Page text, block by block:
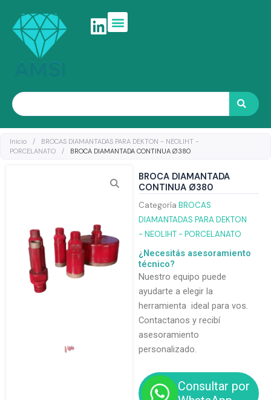
contenido
Search
Inicio /
BROCAS DIAMANTADAS PARA DEKTON - NEOLIHT -
PORCELANATO
/ BROCA DIAMANTADA CONTINUA Ø380
BROCA DIAMANTADA
CONTINUA Ø380
Categoría BROCAS
DIAMANTADAS PARA DEKTON
- NEOLIHT - PORCELANATO
¿Necesitás asesoramiento
técnico?
Nuestro equipo puede
ayudarte a elegir la
herramienta ideal para vos.
Contactanos y recibí
asesoramiento
personalizado.
Consultar por